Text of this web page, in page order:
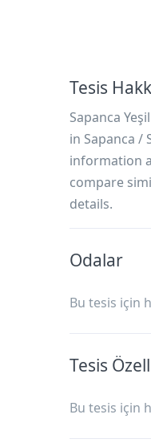
Tesis
Sapanca
in Sapanca /
information
compare
details.
Odalar
Bu tesis için
Tesis
Bu tesis için